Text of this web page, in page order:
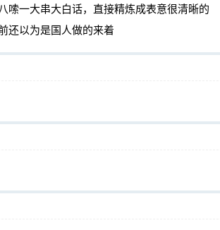
嗦一大串大白话，直接精炼成表意很清晰的
还以为是国人做的来着